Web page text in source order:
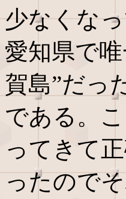
少なくなっ
愛知県で
賀島”だっ
である。
ってきて
ったので